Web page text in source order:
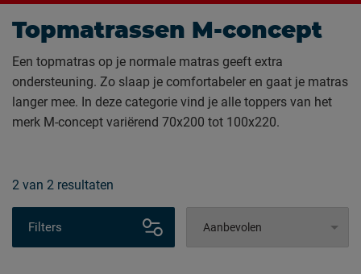
Topmatrassen M-concept
Een topmatras op je normale matras geeft extra
ondersteuning. Zo slaap je comfortabeler en gaat je matras
langer mee. In deze categorie vind je alle toppers van het
merk M-concept variërend 70x200 tot 100x220.
2 van 2 resultaten
Filters